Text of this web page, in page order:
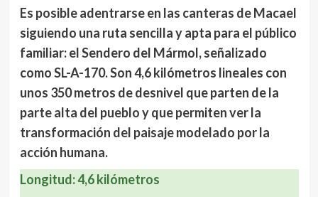
Es posible adentrarse en las canteras de Macael
siguiendo una ruta sencilla y apta para el público
familiar: elSendero del Mármol, señalizado
como SL-A-170. Son4,6 kilómetros lineales con
unos 350 metros de desnivel que parten de la
parte alta del pueblo y que permiten ver la
transformación del paisaje modelado por la
acción humana.
Longitud: 4,6 kilómetros